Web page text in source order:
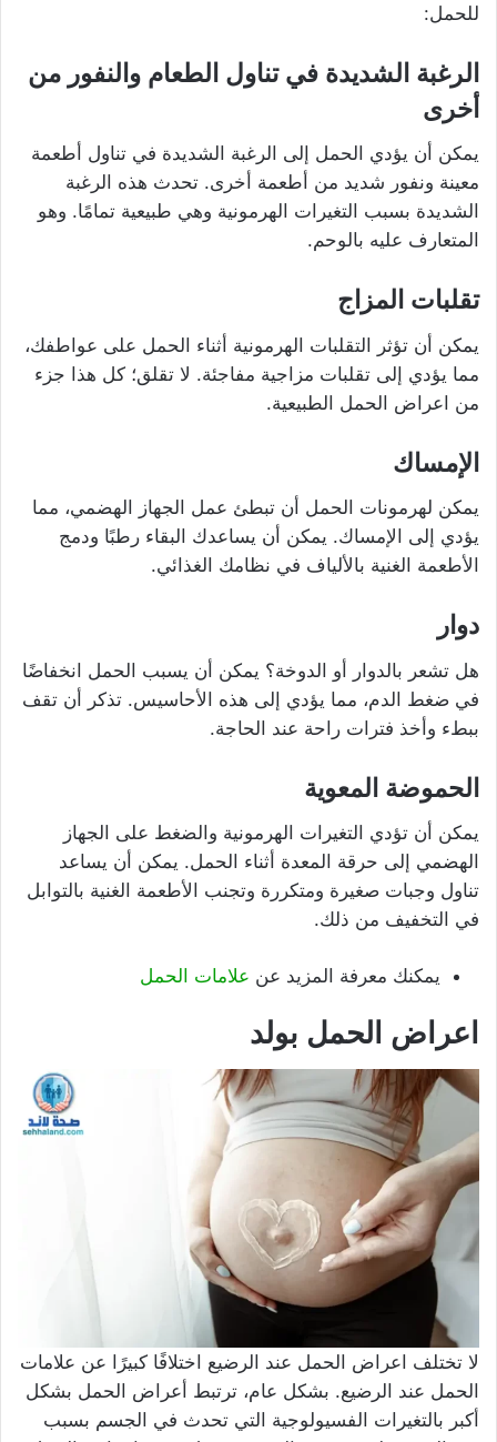
للحمل:
الرغبة الشديدة في تناول الطعام والنفور من
أخرى
يمكن أن يؤدي الحمل إلى الرغبة الشديدة في تناول أطعمة
معينة ونفور شديد من أطعمة أخرى. تحدث هذه الرغبة
الشديدة بسبب التغيرات الهرمونية وهي طبيعية تمامًا. وهو
المتعارف عليه بالوحم.
تقلبات المزاج
يمكن أن تؤثر التقلبات الهرمونية أثناء الحمل على عواطفك،
مما يؤدي إلى تقلبات مزاجية مفاجئة. لا تقلق؛ كل هذا جزء
من اعراض الحمل الطبيعية.
الإمساك
يمكن لهرمونات الحمل أن تبطئ عمل الجهاز الهضمي، مما
يؤدي إلى الإمساك. يمكن أن يساعدك البقاء رطبًا ودمج
الأطعمة الغنية بالألياف في نظامك الغذائي.
دوار
هل تشعر بالدوار أو الدوخة؟ يمكن أن يسبب الحمل انخفاضًا
في ضغط الدم، مما يؤدي إلى هذه الأحاسيس. تذكر أن تقف
ببطء وأخذ فترات راحة عند الحاجة.
الحموضة المعوية
يمكن أن تؤدي التغيرات الهرمونية والضغط على الجهاز
الهضمي إلى حرقة المعدة أثناء الحمل. يمكن أن يساعد
تناول وجبات صغيرة ومتكررة وتجنب الأطعمة الغنية بالتوابل
في التخفيف من ذلك.
يمكنك معرفة المزيد عن علامات الحمل
اعراض الحمل بولد
لا تختلف اعراض الحمل عند الرضيع اختلافًا كبيرًا عن علامات
الحمل عند الرضيع. بشكل عام، ترتبط أعراض الحمل بشكل
أكبر بالتغيرات الفسيولوجية التي تحدث في الجسم بسبب